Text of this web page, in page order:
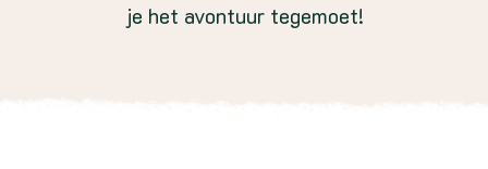
je het avontuur tegemoet!